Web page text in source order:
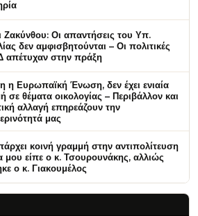
Ζακύνθου: Οι απαντήσεις του Υπ.
δεν αμφισβητούνται – Οι πολιτικές
απέτυχαν στην πράξη
η Ευρωπαϊκή Ένωση, δεν έχει ενιαία
σε θέματα οικολογίας – Περιβάλλον και
αλλαγή επηρεάζουν την
μας
κοινή γραμμή στην αντιπολίτευση
μου είπε ο κ. Τσουρουνάκης, αλλιώς
ο κ. Γιακουμέλος